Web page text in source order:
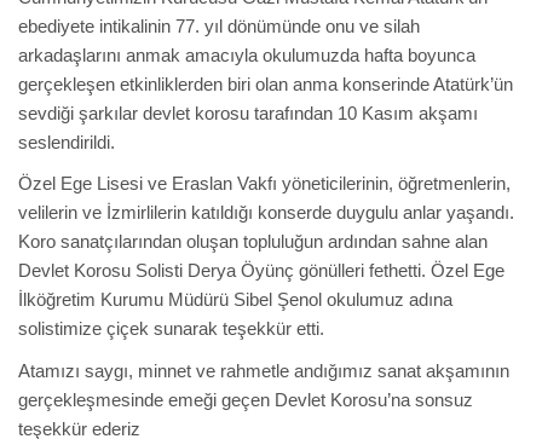
ebediyete intikalinin 77. yıl dönümünde onu ve silah
arkadaşlarını anmak amacıyla okulumuzda hafta boyunca
gerçekleşen etkinliklerden biri olan anma konserinde Atatürk’ün
sevdiği şarkılar devlet korosu tarafından 10 Kasım akşamı
seslendirildi.
Özel Ege Lisesi ve Eraslan Vakfı yöneticilerinin, öğretmenlerin,
velilerin ve İzmirlilerin katıldığı konserde duygulu anlar yaşandı.
Koro sanatçılarından oluşan topluluğun ardından sahne alan
Devlet Korosu Solisti Derya Öyünç gönülleri fethetti. Özel Ege
İlköğretim Kurumu Müdürü Sibel Şenol okulumuz adına
solistimize çiçek sunarak teşekkür etti.
Atamızı saygı, minnet ve rahmetle andığımız sanat akşamının
gerçekleşmesinde emeği geçen Devlet Korosu’na sonsuz
teşekkür ederiz